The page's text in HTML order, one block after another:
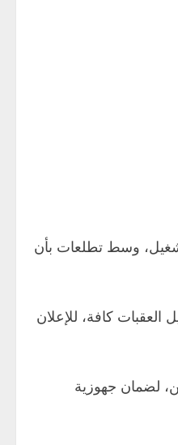
وسط تطلعات بأن
العقبات كافة، للإعلان
لضمان جهوزية